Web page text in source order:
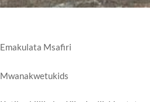
Emakulata Msafiri
Mwanakwetukids